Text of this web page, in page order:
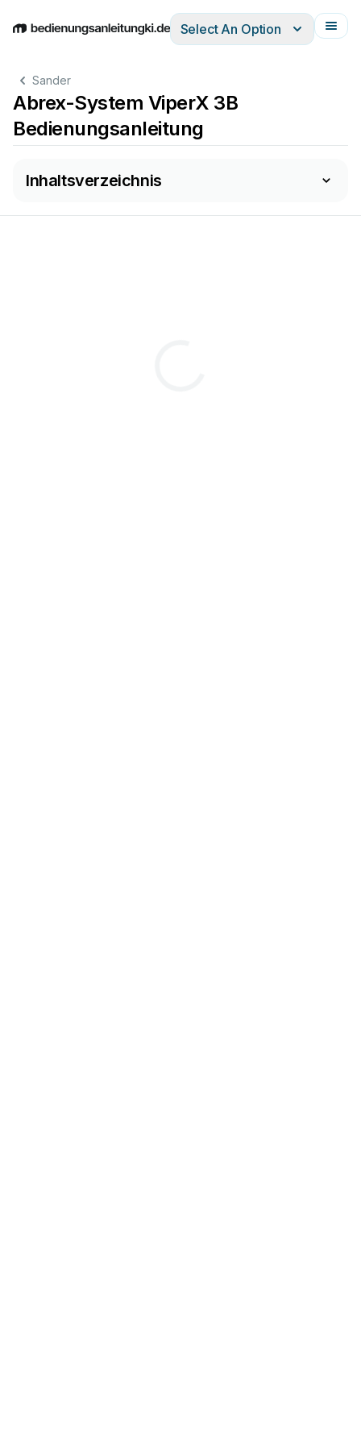
EnglishDeutschEspañolItalianoFrançais
Select An Option
Sander
Abrex-System ViperX 3B
Bedienungsanleitung
Inhaltsverzeichnis